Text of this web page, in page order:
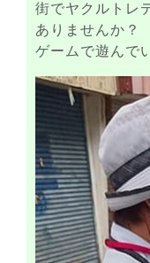
街でヤクルトレ
ありませんか？
ゲームで遊んで